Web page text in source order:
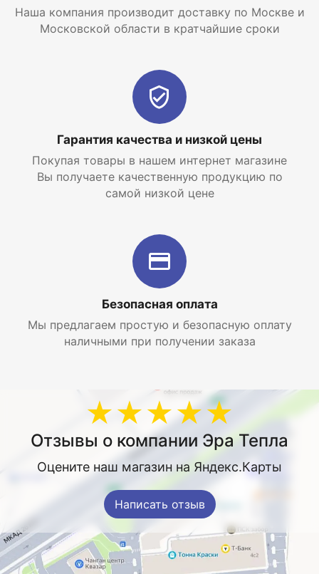
Наша компания производит доставку по Москве и
Московской области в кратчайшие сроки
Гарантия качества и низкой цены
Покупая товары в нашем интернет магазине
Вы получаете качественную продукцию по
самой низкой цене
Безопасная оплата
Мы предлагаем простую и безопасную оплату
наличными при получении заказа
★★★★★
Отзывы о компании Эра Тепла
Оцените наш магазин на Яндекс.Карты
Написать отзыв